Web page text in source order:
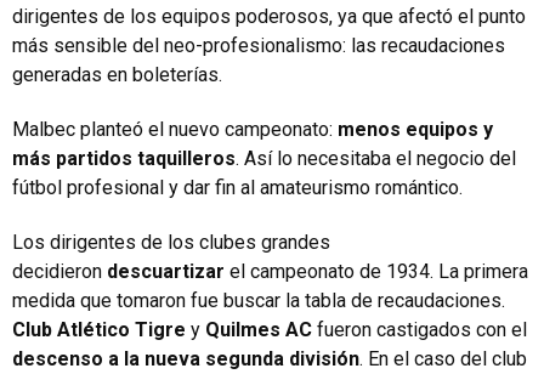
dirigentes de los equipos poderosos, ya que afectó el punto
más sensible del neo-profesionalismo: las recaudaciones
generadas en boleterías.
Malbec planteó el nuevo campeonato: menos equipos y
más partidos taquilleros. Así lo necesitaba el negocio del
fútbol profesional y dar fin al amateurismo romántico.
Los dirigentes de los clubes grandes
decidieron descuartizar el campeonato de 1934. La primera
medida que tomaron fue buscar la tabla de recaudaciones.
Club Atlético Tigre y Quilmes AC fueron castigados con el
descenso a la nueva segunda división. En el caso del club